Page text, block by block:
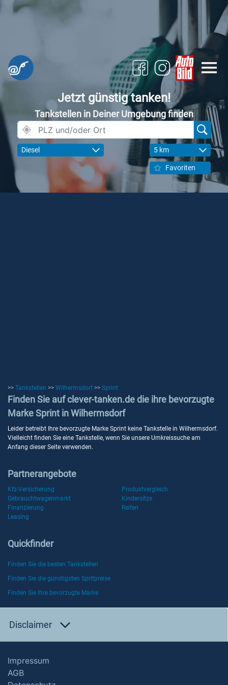
Jetzt günstig tanken!
Tankstellen in Deiner Umgebung finden
Diesel 5 km
Favoriten
>> Tankstellen >> Wilhermsdorf >> Sprint
Finden Sie auf clever-tanken.de die ihre bevorzugte
Marke Sprint in Wilhermsdorf
Leider betreibt Ihre bevorzugte Marke Sprint keine Tankstelle in Wilhermsdorf.
Vielleicht finden Sie eine Tankstelle, wenn Sie unsere Umkreissuche am
Anfang dieser Seite verwenden.
Partnerangebote
Kfz-Versicherung
Produktvergleich
Gebrauchtwagenmarkt
Kindersitze
Finanzierung
Reifen
Leasing
Quickfinder
Finden Sie die besten Tankstellen
Finden Sie die günstigsten Spritpreise
Finden Sie Ihre bevorzugte Marke
Disclaimer
Impressum
AGB